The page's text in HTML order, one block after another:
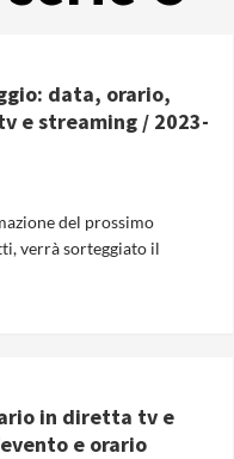
data, orario,
e streaming / 2023-
del prossimo
verrà sorteggiato il
in diretta tv e
e orario